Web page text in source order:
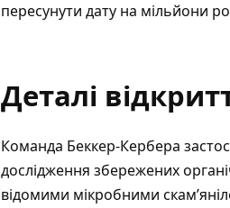
пересунути дату на мільйони
Деталі
Команда Беккер-Кербера
дослідження збережених
відомими мікробними